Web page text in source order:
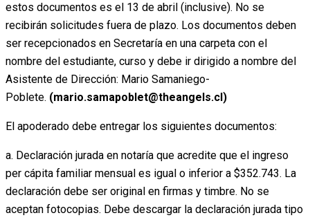
estos documentos es el 13 de abril (inclusive). No se
recibirán solicitudes fuera de plazo. Los documentos deben
ser recepcionados en Secretaría en una carpeta con el
nombre del estudiante, curso y debe ir dirigido a nombre del
Asistente de Dirección: Mario Samaniego-
Poblete. (mario.samapoblet@theangels.cl)
El apoderado debe entregar los siguientes documentos:
a. Declaración jurada en notaría que acredite que el ingreso
per cápita familiar mensual es igual o inferior a $352.743. La
declaración debe ser original en firmas y timbre. No se
aceptan fotocopias. Debe descargar la declaración jurada tipo